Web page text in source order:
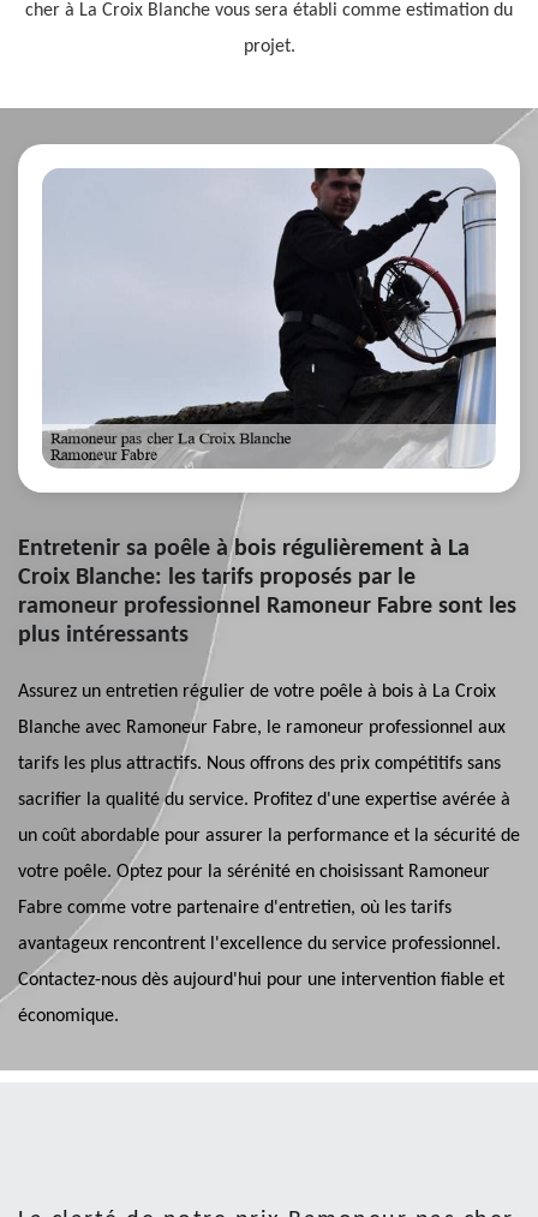
cher à La Croix Blanche vous sera établi comme estimation du
projet.
Entretenir sa poêle à bois régulièrement à La
Croix Blanche: les tarifs proposés par le
ramoneur professionnel Ramoneur Fabre sont les
plus intéressants
Assurez un entretien régulier de votre poêle à bois à La Croix
Blanche avec Ramoneur Fabre, le ramoneur professionnel aux
tarifs les plus attractifs. Nous offrons des prix compétitifs sans
sacrifier la qualité du service. Profitez d'une expertise avérée à
un coût abordable pour assurer la performance et la sécurité de
votre poêle. Optez pour la sérénité en choisissant Ramoneur
Fabre comme votre partenaire d'entretien, où les tarifs
avantageux rencontrent l'excellence du service professionnel.
Contactez-nous dès aujourd'hui pour une intervention fiable et
économique.